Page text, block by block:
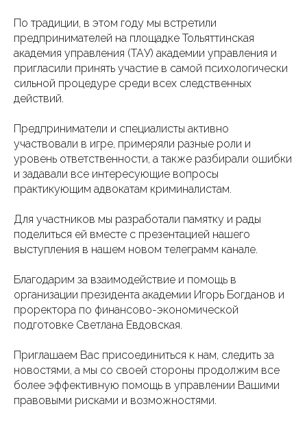
По традиции, в этом году мы встретили
предпринимателей на площадке Тольяттинская
академия управления (ТАУ) академии управления и
пригласили принять участие в самой психологически
сильной процедуре среди всех следственных
действий.
Предприниматели и специалисты активно
участвовали в игре, примеряли разные роли и
уровень ответственности, а также разбирали ошибки
и задавали все интересующие вопросы
практикующим адвокатам криминалистам.
Для участников мы разработали памятку и рады
поделиться ей вместе с презентацией нашего
выступления в нашем новом телеграмм канале.
Благодарим за взаимодействие и помощь в
организации президента академии Игорь Богданов и
проректора по финансово-экономической
подготовке Светлана Евдовская.
Приглашаем Вас присоединиться к нам, следить за
новостями, а мы со своей стороны продолжим все
более эффективную помощь в управлении Вашими
правовыми рисками и возможностями.